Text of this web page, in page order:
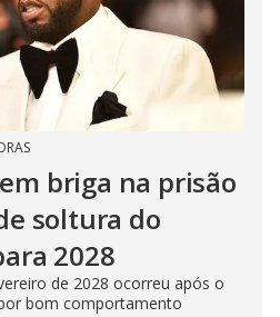
briga na prisão
soltura do
2028
de 2028 ocorreu após o
bom comportamento